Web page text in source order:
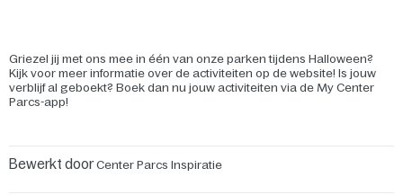
Griezel jij met ons mee in één van onze parken tijdens Halloween?
Kijk voor meer informatie over de activiteiten op de website! Is jouw
verblijf al geboekt? Boek dan nu jouw activiteiten via de My Center
Parcs-app!
Bewerkt doorCenter Parcs Inspiratie